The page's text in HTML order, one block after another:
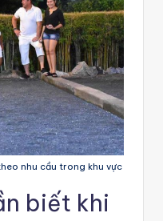
nhu cầu trong khu vực
biết khi